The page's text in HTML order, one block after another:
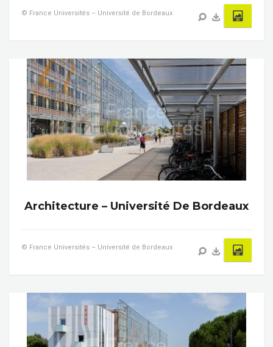
© France Universités – Université de Bordeaux
Architecture – Université De Bordeaux
© France Universités – Université de Bordeaux